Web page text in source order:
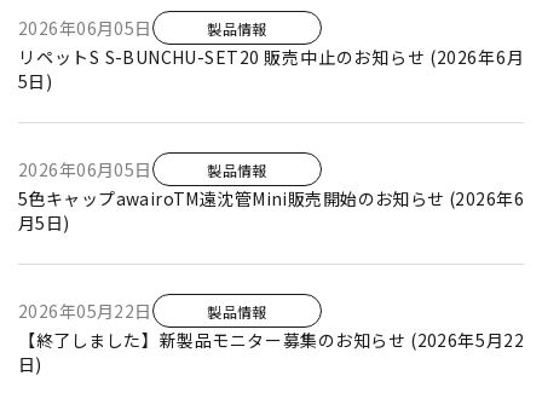
2026年06月05日 製品情報
リペットS S-BUNCHU-SET20 販売中止のお知らせ (2026年6月
5日)
2026年06月05日 製品情報
5色キャップawairoTM遠沈管Mini販売開始のお知らせ (2026年6
月5日)
2026年05月22日 製品情報
【終了しました】新製品モニター募集のお知らせ (2026年5月22
日)